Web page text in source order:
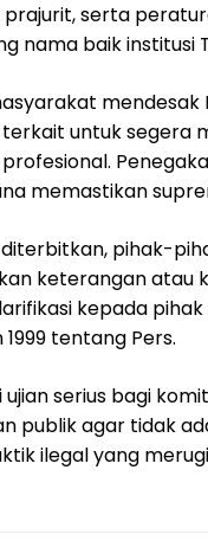
serta
nama baik institusi
mendesak
untuk segera
memastikan
diterbitkan, pihak-
keterangan atau
kepada
tentang Pers.
ujian serius bagi
publik agar tidak
ilegal yang